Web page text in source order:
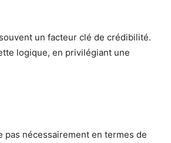
un facteur clé de crédibilité.
logique, en privilégiant une
pas nécessairement en termes de